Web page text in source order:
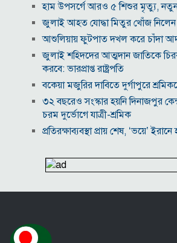
হাম উপসর্গে আরও ৫ শিশুর মৃত্যু,
জুলাই আহত যোদ্ধা মিতুর খোঁজ নিলেন
আশুলিয়ায় ফুটপাত দখল করে চাঁদা
জুলাই শহিদদের আত্মদান জাতিকে
করবে: ভারপ্রাপ্ত রাষ্ট্রপতি
বকেয়া মজুরির দাবিতে দুর্গাপুরে
৩২ বছরেও সংস্কার হয়নি দিনাজপুর
চরম দুর্ভোগে যাত্রী-শ্রমিক
প্রতিরক্ষাব্যবস্থা প্রায় শেষ, ‘ভয়ে’
কোটি টাকা নিয়ে দাবানলে ক্ষতিগ্রস্ত
দাঁড়ালেন মেসি
‘রামলীলা’য় অভিনয়ের আগে
মুহূর্তে ঘটতে পারে প্রাণঘাতী দুর্ঘটনা